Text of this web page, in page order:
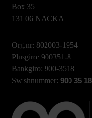
Box 35
131 06 NACKA
Org.nr: 802003-1954
Plusgiro: 900351-8
Bankgiro: 900-3518
Swishnummer: 900 35 18